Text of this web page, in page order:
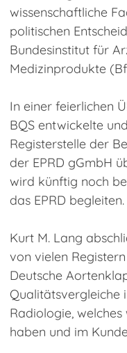
wissenschaftliche
politischen
Bundesinstitut für
Medizinprodukte
In einer feierlichen
BQS entwickelte
Registerstelle der
der EPRD gGmbH
wird künftig noch
das EPRD begleiten.
Kurt M. Lang
von vielen
Deutsche
Qualitätsvergleiche
Radiologie,
haben und im